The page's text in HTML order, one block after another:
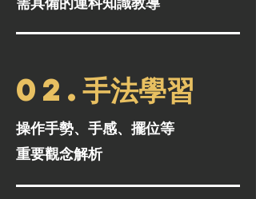
02.手法學習
操作手勢、手感、擺位等
重要觀念解析